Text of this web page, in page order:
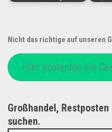
Nicht das richtige auf unseren
Hier kostenlos ein
Großhandel,
suchen.